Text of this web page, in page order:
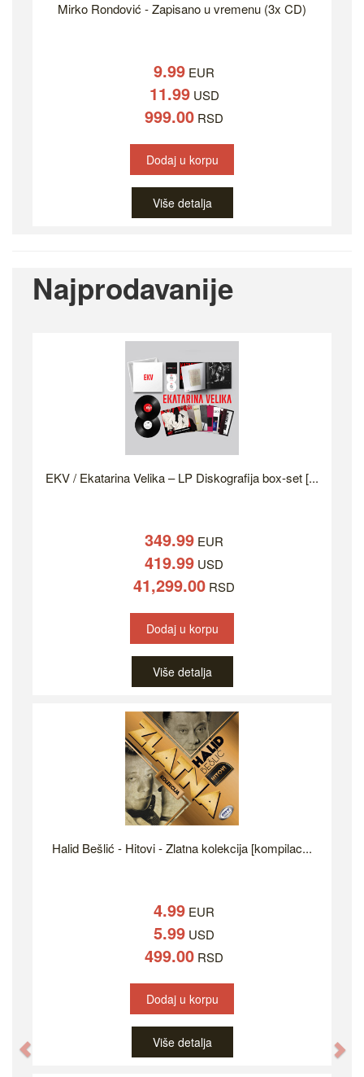
Mirko Rondović - Zapisano u vremenu (3x CD)
9.99 EUR
11.99USD
999.00 RSD
Dodaj u korpu
Više detalja
Najprodavanije
EKV / Ekatarina Velika – LP Diskografija box-set [...
349.99 EUR
419.99 USD
41,299.00 RSD
Dodaj u korpu
Više detalja
Halid Bešlić - Hitovi - Zlatna kolekcija [kompilac...
4.99 EUR
5.99 USD
499.00 RSD
Dodaj u korpu
Više detalja